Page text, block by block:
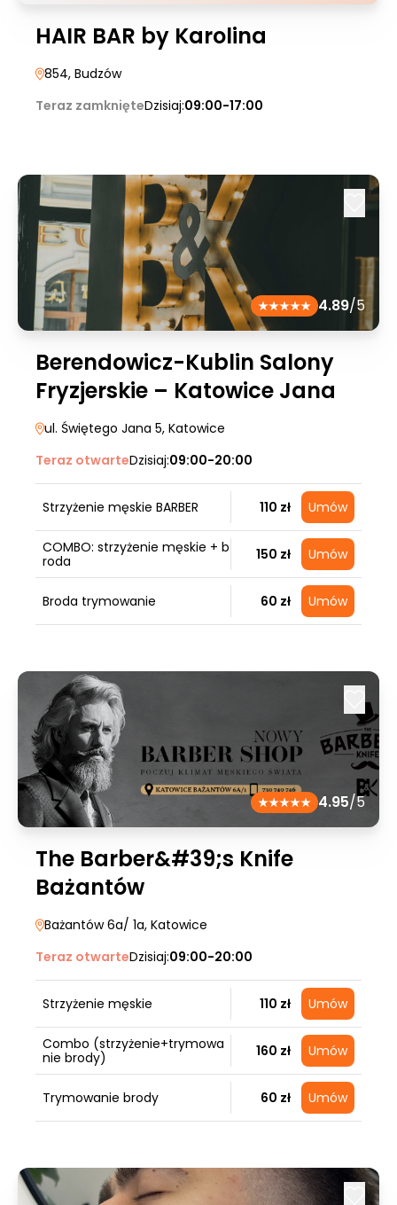
HAIR BAR by Karolina
854, Budzów
Teraz zamknięteDzisiaj:09:00-17:00
4.89/5
Berendowicz-Kublin Salony
Fryzjerskie – Katowice Jana
ul. Świętego Jana 5, Katowice
Teraz otwarteDzisiaj:09:00-20:00
Strzyżenie męskie BARBER 110 zł Umów
COMBO: strzyżenie męskie + b
roda
150 zł Umów
Broda trymowanie 60 zł Umów
4.95/5
The Barber&#39;s Knife
Bażantów
Bażantów 6a/ 1a, Katowice
Teraz otwarteDzisiaj:09:00-20:00
Strzyżenie męskie 110 zł Umów
Combo (strzyżenie+trymowa
nie brody)
160 zł Umów
Trymowanie brody 60 zł Umów